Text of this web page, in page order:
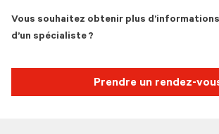
Vous souhaitez obtenir plus
d’un spécialiste ?
Prendre un rendez-